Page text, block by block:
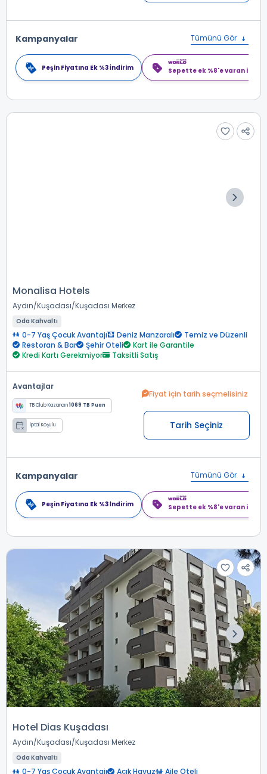
Kampanyalar Tümünü Gör
Peşin Fiyatına Ek %3 İndirim Sepette ek %8'e varan
Monalisa Hotels
Aydın Kuşadası Kuşadası Merkez
Oda Kahvaltı
0-7 Yaş Çocuk Avantajı Deniz Manzaralı
Temiz ve Düzenli
Restoran & Bar
Şehir Oteli
Kart ile Garantile
Kredi Kartı Gerekmiyor
Taksitli Satış
Avantajlar
TB Club Kazancın1069 TB Puan
İptal Koşulu
Fiyat için tarih seçmelisiniz
Tarih Seçiniz
Kampanyalar Tümünü Gör
Peşin Fiyatına Ek %3 İndirim Sepette ek %8'e varan
Hotel Dias Kuşadası
Aydın Kuşadası Kuşadası Merkez
Oda Kahvaltı
0-7 Yaş Çocuk Avantajı Açık Havuz Aile Oteli